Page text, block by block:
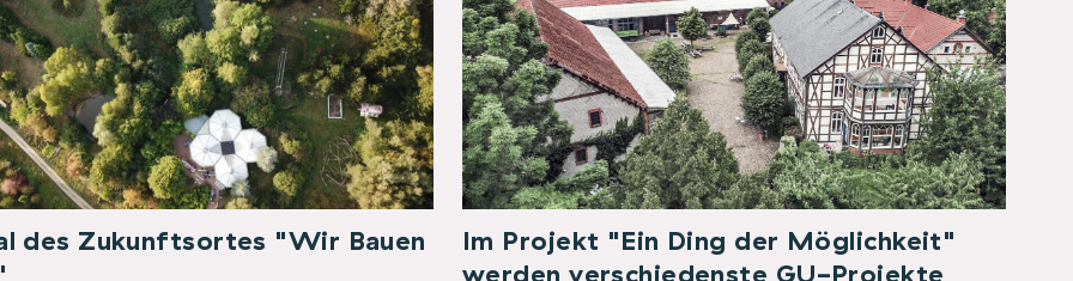
des Zukunftsortes "Wir Bauen
Im Projekt "Ein Ding der Möglichkeit"
werden verschiedenste GU-Projekte